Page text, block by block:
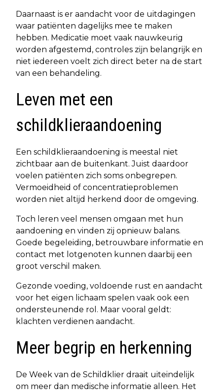
Daarnaast is er aandacht voor de uitdagingen
waar patiënten dagelijks mee te maken
hebben. Medicatie moet vaak nauwkeurig
worden afgestemd, controles zijn belangrijk en
niet iedereen voelt zich direct beter na de start
van een behandeling.
Leven met een
schildklieraandoening
Een schildklieraandoening is meestal niet
zichtbaar aan de buitenkant. Juist daardoor
voelen patiënten zich soms onbegrepen.
Vermoeidheid of concentratieproblemen
worden niet altijd herkend door de omgeving.
Toch leren veel mensen omgaan met hun
aandoening en vinden zij opnieuw balans.
Goede begeleiding, betrouwbare informatie en
contact met lotgenoten kunnen daarbij een
groot verschil maken.
Gezonde voeding, voldoende rust en aandacht
voor het eigen lichaam spelen vaak ook een
ondersteunende rol. Maar vooral geldt:
klachten verdienen aandacht.
Meer begrip en herkenning
De Week van de Schildklier draait uiteindelijk
om meer dan medische informatie alleen. Het